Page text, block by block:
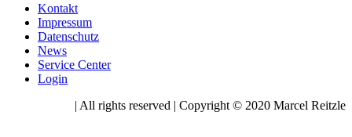
Kontakt
Impressum
Datenschutz
News
Service Center
Login
| All rights reserved | Copyright © 2020 Marcel Reitzle